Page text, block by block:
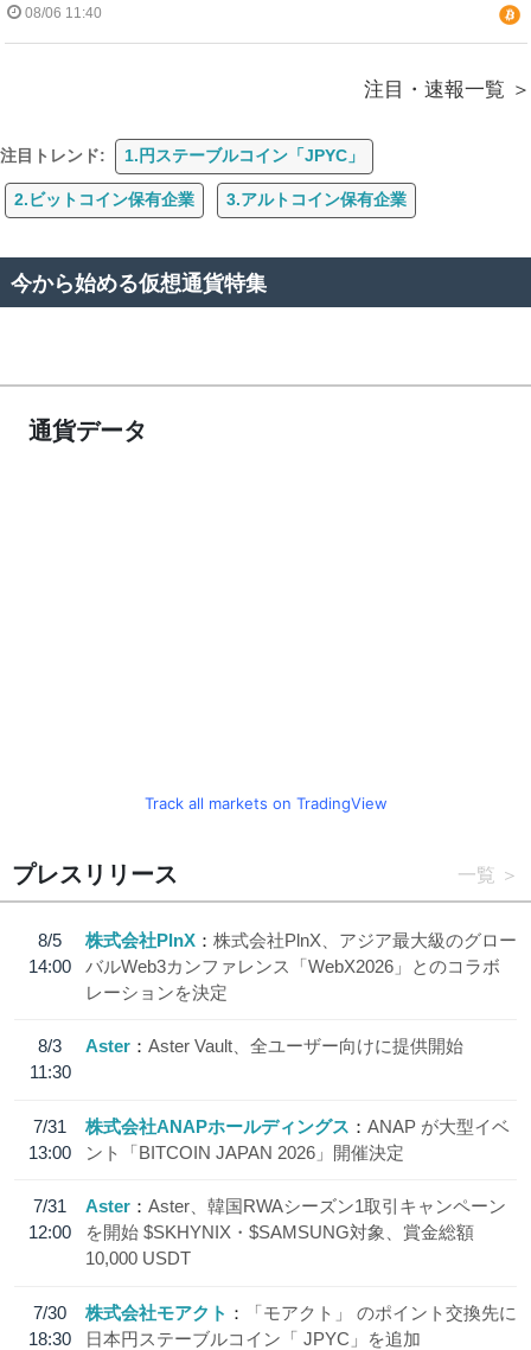
08/06 11:40
注目・速報一覧
注目トレンド: 1.円ステーブルコイン「JPYC」
2.ビットコイン保有企業 3.アルトコイン保有企業
今から始める仮想通貨特集
通貨データ
Track all markets on TradingView
プレスリリース 一覧
8/5
14:00
株式会社PlnX
株式会社PlnX、アジア最大級のグロー
バルWeb3カンファレンス「WebX2026」とのコラボ
レーションを決定
8/3
11:30
Aster Aster Vault、全ユーザー向けに提供開始
7/31
13:00
株式会社ANAPホールディングス
ANAP が大型イベ
ント「BITCOIN JAPAN 2026」開催決定
7/31
12:00
Aster
Aster、韓国RWAシーズン1取引キャンペーン
を開始 $SKHYNIX・$SAMSUNG対象、賞金総額
10,000 USDT
7/30
18:30
株式会社モアクト
「モアクト」 のポイント交換先に
日本円ステーブルコイン「 JPYC」を追加